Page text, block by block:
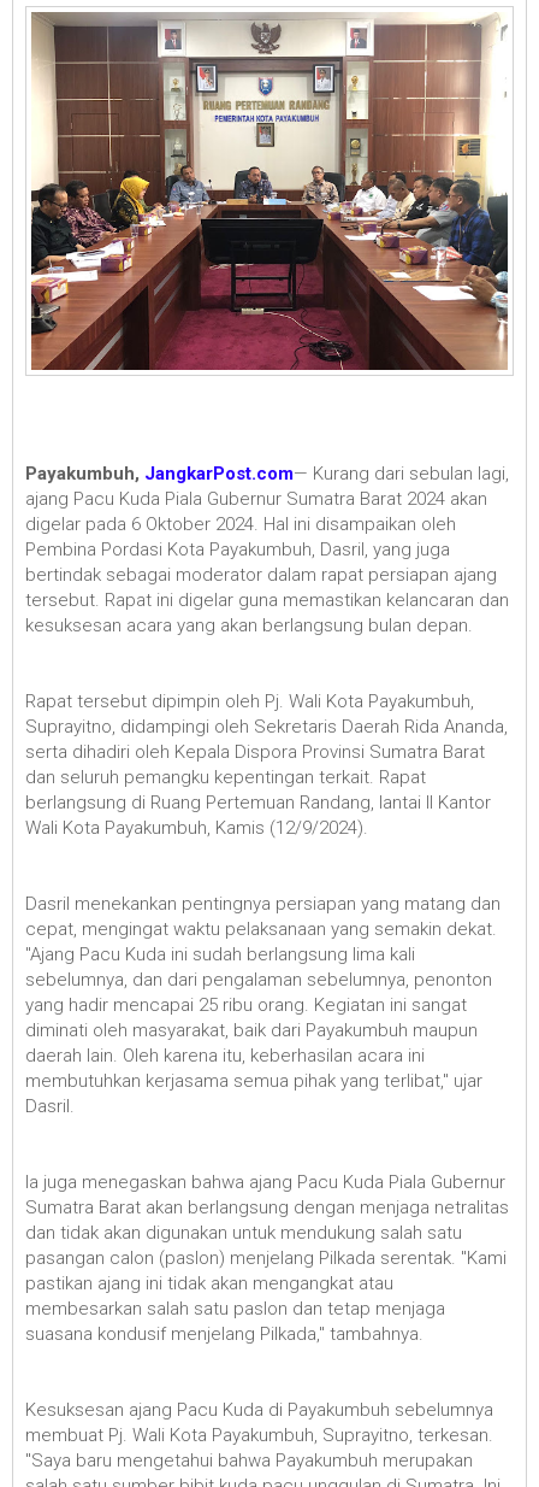
Payakumbuh, JangkarPost.com— Kurang dari sebulan lagi,
ajang Pacu Kuda Piala Gubernur Sumatra Barat 2024 akan
digelar pada 6 Oktober 2024. Hal ini disampaikan oleh
Pembina Pordasi Kota Payakumbuh, Dasril, yang juga
bertindak sebagai moderator dalam rapat persiapan ajang
tersebut. Rapat ini digelar guna memastikan kelancaran dan
kesuksesan acara yang akan berlangsung bulan depan.
Rapat tersebut dipimpin oleh Pj. Wali Kota Payakumbuh,
Suprayitno, didampingi oleh Sekretaris Daerah Rida Ananda,
serta dihadiri oleh Kepala Dispora Provinsi Sumatra Barat
dan seluruh pemangku kepentingan terkait. Rapat
berlangsung di Ruang Pertemuan Randang, lantai II Kantor
Wali Kota Payakumbuh, Kamis (12/9/2024).
Dasril menekankan pentingnya persiapan yang matang dan
cepat, mengingat waktu pelaksanaan yang semakin dekat.
"Ajang Pacu Kuda ini sudah berlangsung lima kali
sebelumnya, dan dari pengalaman sebelumnya, penonton
yang hadir mencapai 25 ribu orang. Kegiatan ini sangat
diminati oleh masyarakat, baik dari Payakumbuh maupun
daerah lain. Oleh karena itu, keberhasilan acara ini
membutuhkan kerjasama semua pihak yang terlibat," ujar
Dasril.
Ia juga menegaskan bahwa ajang Pacu Kuda Piala Gubernur
Sumatra Barat akan berlangsung dengan menjaga netralitas
dan tidak akan digunakan untuk mendukung salah satu
pasangan calon (paslon) menjelang Pilkada serentak. "Kami
pastikan ajang ini tidak akan mengangkat atau
membesarkan salah satu paslon dan tetap menjaga
suasana kondusif menjelang Pilkada," tambahnya.
Kesuksesan ajang Pacu Kuda di Payakumbuh sebelumnya
membuat Pj. Wali Kota Payakumbuh, Suprayitno, terkesan.
"Saya baru mengetahui bahwa Payakumbuh merupakan